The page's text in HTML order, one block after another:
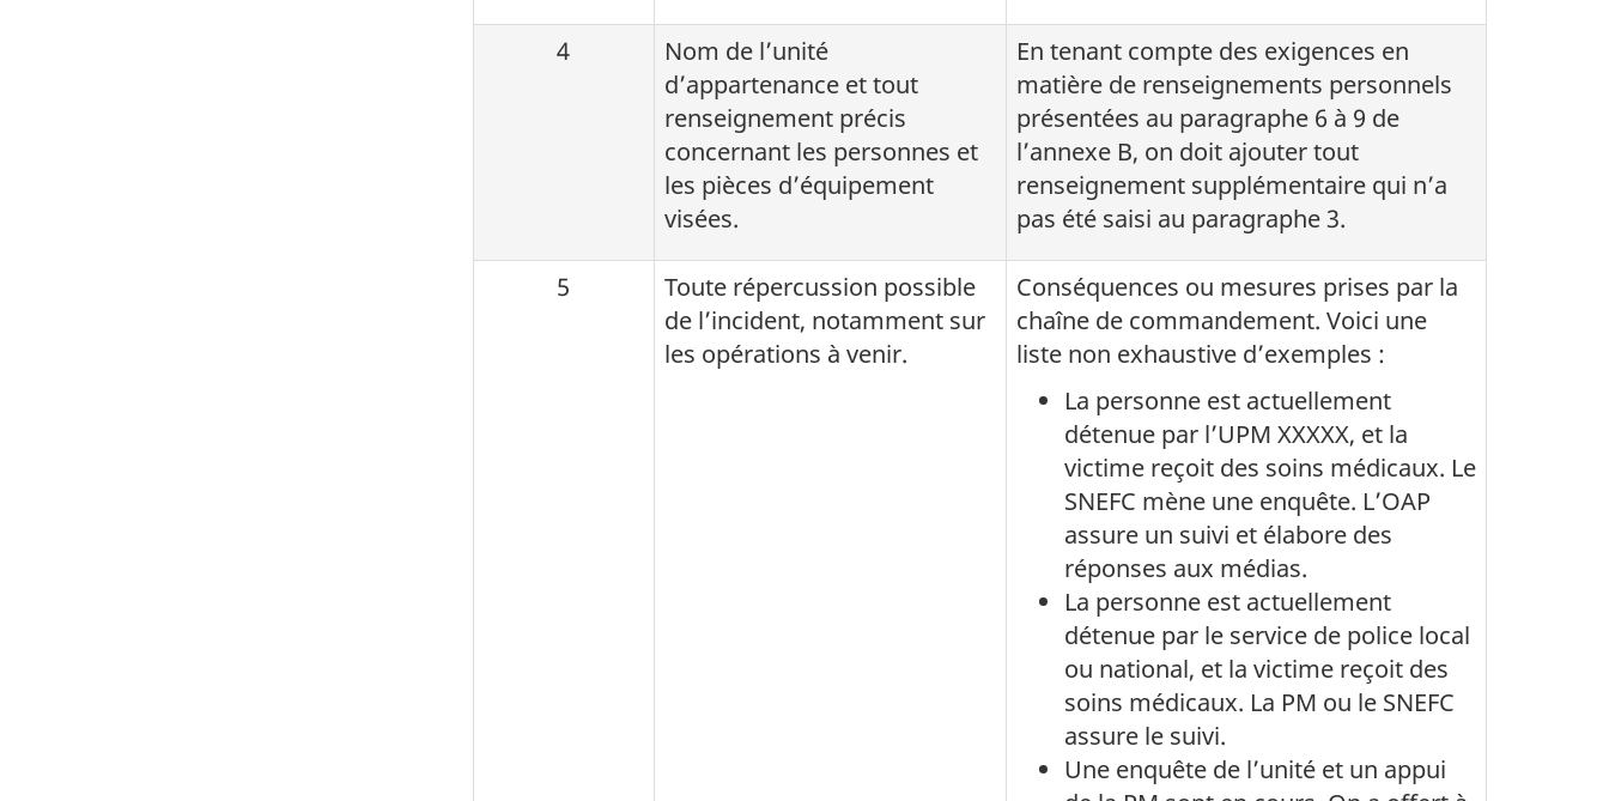
4
Nom de l’unité
d’appartenance et tout
renseignement précis
concernant les personnes et
les pièces d’équipement
visées.
En tenant compte des exigences en
matière de renseignements personnels
présentées au paragraphe 6 à 9 de
l’annexe B, on doit ajouter tout
renseignement supplémentaire qui n’a
pas été saisi au paragraphe 3.
5
Toute répercussion possible
de l’incident, notamment sur
les opérations à venir.
Conséquences ou mesures prises par la
chaîne de commandement. Voici une
liste non exhaustive d’exemples :
La personne est actuellement
détenue par l’UPM XXXXX, et la
victime reçoit des soins médicaux. Le
SNEFC mène une enquête. L’OAP
assure un suivi et élabore des
réponses aux médias.
La personne est actuellement
détenue par le service de police local
ou national, et la victime reçoit des
soins médicaux. La PM ou le SNEFC
assure le suivi.
Une enquête de l’unité et un appui